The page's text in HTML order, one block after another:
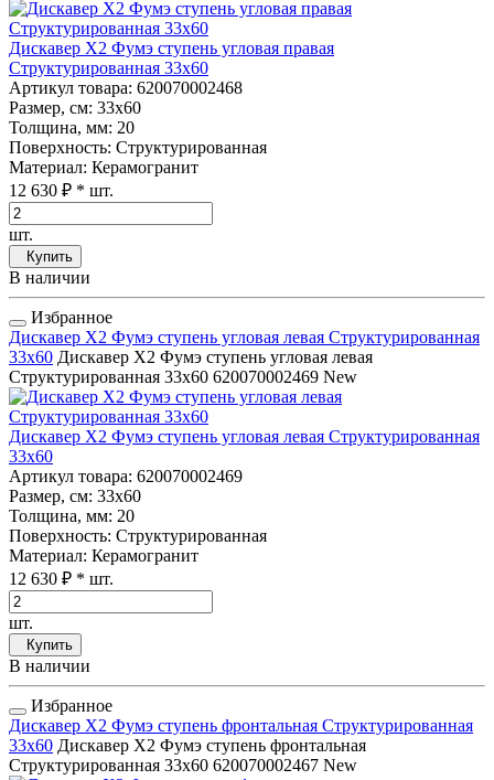
Дискавер Х2 Фумэ ступень угловая правая
Структурированная 33x60
Артикул товара: 620070002468
Размер, см: 33x60
Толщина, мм: 20
Поверхность: Структурированная
Материал: Керамогранит
12 630 ₽ * шт.
шт.
Купить
В наличии
Избранное
Дискавер Х2 Фумэ ступень угловая левая Структурированная
33x60 Дискавер Х2 Фумэ ступень угловая левая
Структурированная 33x60 620070002469 New
Дискавер Х2 Фумэ ступень угловая левая Структурированная
33x60
Артикул товара: 620070002469
Размер, см: 33x60
Толщина, мм: 20
Поверхность: Структурированная
Материал: Керамогранит
12 630 ₽ * шт.
шт.
Купить
В наличии
Избранное
Дискавер Х2 Фумэ ступень фронтальная Структурированная
33x60 Дискавер Х2 Фумэ ступень фронтальная
Структурированная 33x60 620070002467 New